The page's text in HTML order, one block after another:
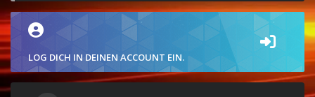
LOG DICH IN DEINEN ACCOUNT EIN.